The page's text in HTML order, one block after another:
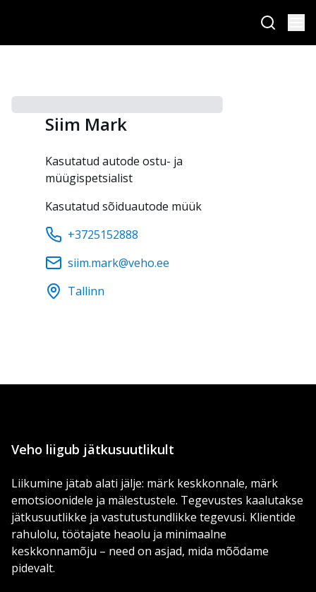
Siim Mark
Kasutatud autode ostu- ja
müügispetsialist
Kasutatud sõiduautode müük
+3725152888
siim.mark@veho.ee
Tallinn
Veho liigub jätkusuutlikult
Liikumine jätab alati jälje: märk keskkonnale, märk
emotsioonidele ja mälestustele. Tegevustes kaalutakse
jätkusuutlikke ja vastutustundlikke tegevusi. Klientide
rahulolu, töötajate heaolu ja minimaalne
keskkonnamõju – need on asjad, mida mõõdame
pidevalt.